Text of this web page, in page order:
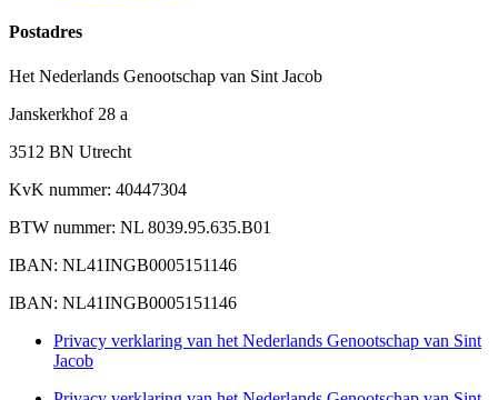
Postadres
Het Nederlands Genootschap van Sint Jacob
Janskerkhof 28 a
3512 BN Utrecht
KvK nummer: 40447304
BTW nummer: NL 8039.95.635.B01
IBAN: NL41INGB0005151146
IBAN: NL41INGB0005151146
Privacy verklaring van het Nederlands Genootschap van Sint
Jacob